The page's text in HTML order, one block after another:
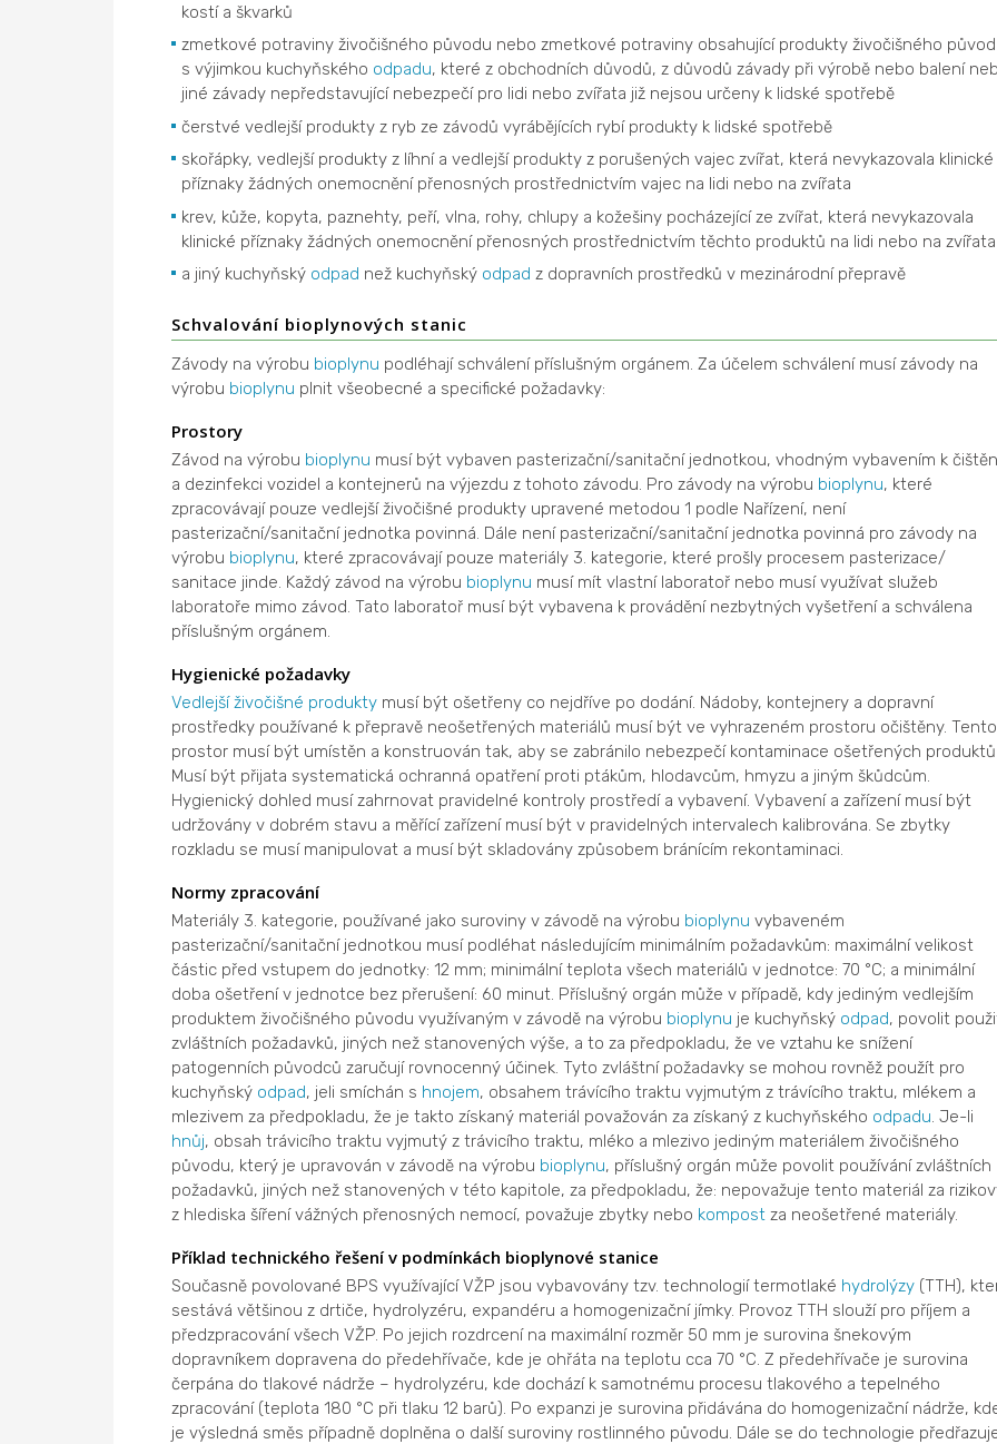
kostí a škvarků
zmetkové potraviny živočišného původu nebo zmetkové potraviny obsahující produkty živočišného
s výjimkou kuchyňského odpadu, které z obchodních důvodů, z důvodů závady při výrobě nebo balení
jiné závady nepředstavující nebezpečí pro lidi nebo zvířata již nejsou určeny k lidské spotřebě
čerstvé vedlejší produkty z ryb ze závodů vyrábějících rybí produkty k lidské spotřebě
skořápky, vedlejší produkty z líhní a vedlejší produkty z porušených vajec zvířat, která nevykazovala klinické
příznaky žádných onemocnění přenosných prostřednictvím vajec na lidi nebo na zvířata
krev, kůže, kopyta, paznehty, peří, vlna, rohy, chlupy a kožešiny pocházející ze zvířat, která nevykazovala
klinické příznaky žádných onemocnění přenosných prostřednictvím těchto produktů na lidi nebo na zvířata
a jiný kuchyňský odpad než kuchyňský odpad z dopravních prostředků v mezinárodní přepravě
Schvalování bioplynových stanic
Závody na výrobu bioplynu podléhají schválení příslušným orgánem. Za účelem schválení musí závody na
výrobu bioplynu plnit všeobecné a specifické požadavky:
Prostory
Závod na výrobu bioplynu musí být vybaven pasterizační/sanitační jednotkou, vhodným vybavením k
a dezinfekci vozidel a kontejnerů na výjezdu z tohoto závodu. Pro závody na výrobu bioplynu, které
zpracovávají pouze vedlejší živočišné produkty upravené metodou 1 podle Nařízení, není
pasterizační/sanitační jednotka povinná. Dále není pasterizační/sanitační jednotka povinná pro závody na
výrobu bioplynu, které zpracovávají pouze materiály 3. kategorie, které prošly procesem pasterizace/
sanitace jinde. Každý závod na výrobu bioplynu musí mít vlastní laboratoř nebo musí využívat služeb
laboratoře mimo závod. Tato laboratoř musí být vybavena k provádění nezbytných vyšetření a schválena
příslušným orgánem.
Hygienické požadavky
Vedlejší živočišné produktymusí být ošetřeny co nejdříve po dodání. Nádoby, kontejnery a dopravní
prostředky používané k přepravě neošetřených materiálů musí být ve vyhrazeném prostoru očištěny. Tento
prostor musí být umístěn a konstruován tak, aby se zabránilo nebezpečí kontaminace ošetřených
Musí být přijata systematická ochranná opatření proti ptákům, hlodavcům, hmyzu a jiným škůdcům.
Hygienický dohled musí zahrnovat pravidelné kontroly prostředí a vybavení. Vybavení a zařízení musí být
udržovány v dobrém stavu a měřící zařízení musí být v pravidelných intervalech kalibrována. Se zbytky
rozkladu se musí manipulovat a musí být skladovány způsobem bránícím rekontaminaci.
Normy zpracování
Materiály 3. kategorie, používané jako suroviny v závodě na výrobu bioplynu vybaveném
pasterizační/sanitační jednotkou musí podléhat následujícím minimálním požadavkům: maximální velikost
částic před vstupem do jednotky: 12 mm; minimální teplota všech materiálů v jednotce: 70 °C; a minimální
doba ošetření v jednotce bez přerušení: 60 minut. Příslušný orgán může v případě, kdy jediným vedlejším
produktem živočišného původu využívaným v závodě na výrobu bioplynu je kuchyňský odpad, povolit
zvláštních požadavků, jiných než stanovených výše, a to za předpokladu, že ve vztahu ke snížení
patogenních původců zaručují rovnocenný účinek. Tyto zvláštní požadavky se mohou rovněž použít pro
kuchyňský odpad, jeli smíchán s hnojem, obsahem trávícího traktu vyjmutým z trávícího traktu, mlékem a
mlezivem za předpokladu, že je takto získaný materiál považován za získaný z kuchyňského odpadu. Je-li
hnůj, obsah trávicího traktu vyjmutý z trávicího traktu, mléko a mlezivo jediným materiálem živočišného
původu, který je upravován v závodě na výrobu bioplynu, příslušný orgán může povolit používání zvláštních
požadavků, jiných než stanovených v této kapitole, za předpokladu, že: nepovažuje tento materiál za
z hlediska šíření vážných přenosných nemocí, považuje zbytky nebo kompostza neošetřené materiály.
Příklad technického řešení v podmínkách bioplynové stanice
Současně povolované BPS využívající VŽP jsou vybavovány tzv. technologií termotlaké hydrolýzy(TTH),
sestává většinou z drtiče, hydrolyzéru, expandéru a homogenizační jímky. Provoz TTH slouží pro příjem a
předzpracování všech VŽP. Po jejich rozdrcení na maximální rozměr 50 mm je surovina šnekovým
dopravníkem dopravena do předehřívače, kde je ohřáta na teplotu cca 70 °C. Z předehřívače je surovina
čerpána do tlakové nádrže – hydrolyzéru, kde dochází k samotnému procesu tlakového a tepelného
zpracování (teplota 180 °C při tlaku 12 barů). Po expanzi je surovina přidávána do homogenizační nádrže,
je výsledná směs případně doplněna o další suroviny rostlinného původu. Dále se do technologie